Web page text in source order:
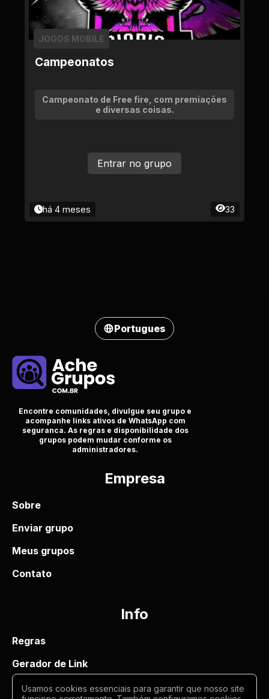
Campeonatos
JOGOS MOBILE
Campeonato de Free fire, com premiações
e diversas coisas.
há 4 meses 33
Entrar no grupo
Portugues
Encontre comunidades, divulgue seu grupo e
acompanhe links ativos de WhatsApp com
seguranca. As regras e disponibilidade dos
grupos podem mudar conforme os
administradores.
Empresa
Sobre
Enviar grupo
Meus grupos
Contato
Info
Regras
Gerador de Link
Termos de uso
Usamos cookies essenciais para garantir que nosso site